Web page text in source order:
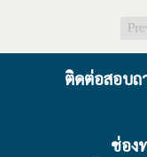
ติดต่อสอบถ
ช่องทา